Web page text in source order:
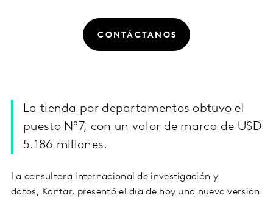
CONTÁCTANOS
La tienda por departamentos obtuvo el
puesto N°7, con un valor de marca de USD
5.186 millones.
La consultora internacional de investigación y
datos, Kantar, presentó el día de hoy una nueva versión